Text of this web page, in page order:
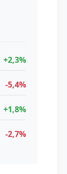
+2,3%
-5,4%
+1,8%
-2,7%